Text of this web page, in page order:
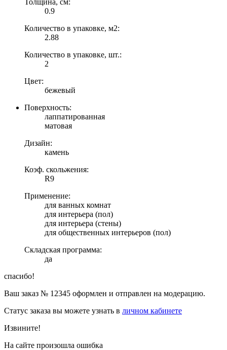
0.9
Количество в упаковке, м2:
2.88
Количество в упаковке, шт.:
2
Цвет:
бежевый
Поверхность:
лаппатированная
матовая
Дизайн:
камень
Коэф. скольжения:
R9
Применение:
для ванных комнат
для интерьера (пол)
для интерьера (стены)
для общественных интерьеров (пол)
Складская программа:
да
спасибо!
Ваш заказ № 12345 оформлен и отправлен на модерацию.
Статус заказа вы можете узнать в личном кабинете
Извините!
На сайте произошла ошибка